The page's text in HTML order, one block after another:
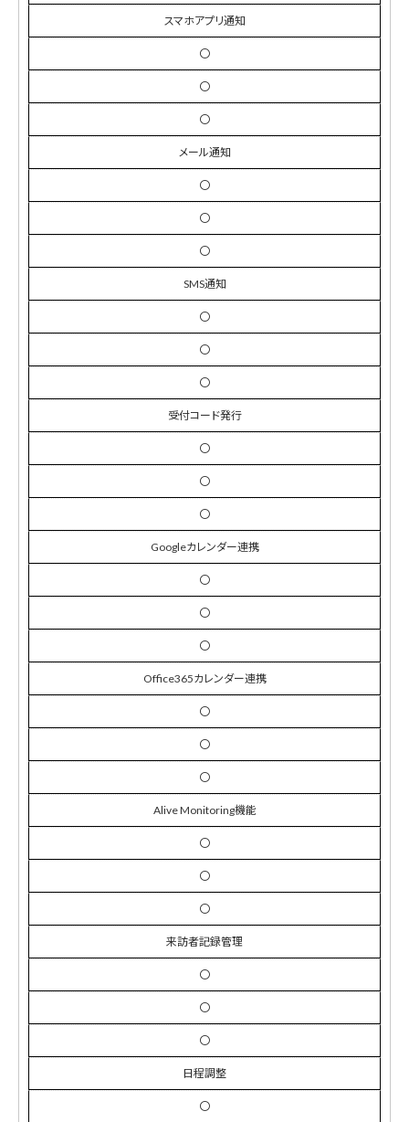
スマホアプリ通知
〇
〇
〇
メール通知
〇
〇
〇
SMS通知
〇
〇
〇
受付コード発行
〇
〇
〇
Googleカレンダー連携
〇
〇
〇
Office365カレンダー連携
〇
〇
〇
Alive Monitoring機能
〇
〇
〇
来訪者記録管理
〇
〇
〇
日程調整
〇